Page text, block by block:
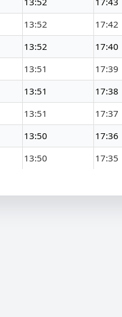
13:52 17:42
13:52 17:40
13:51 17:39
13:51 17:38
13:51 17:37
13:50 17:36
13:50 17:35